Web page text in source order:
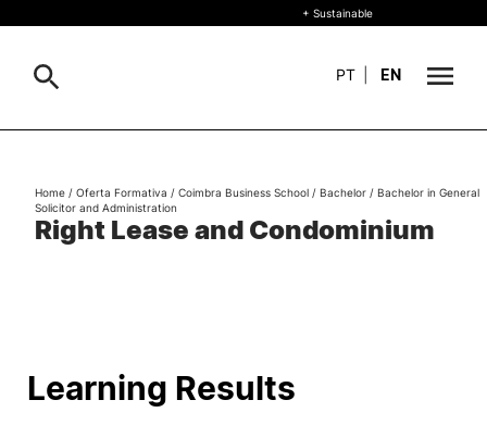
+ Sustainable
Living
+ Sustainable
PT EN
Search
Right Lease and Condominium
Home / Oferta Formativa / Coimbra Business School / Bachelor / Bachelor in General
Solicitor and Administration
Learning Results